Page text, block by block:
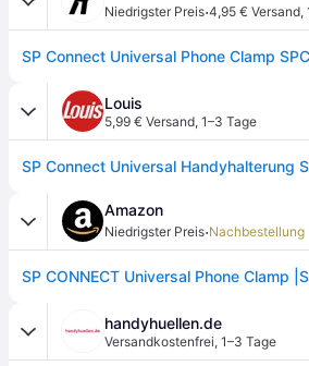
Niedrigster Preis·4,95 € Versand,
Louis
5,99 € Versand, 1–3 Tage
SP Connect Universal Handyhalterung
Amazon
Niedrigster Preis·Nachbestellung
SP CONNECT Universal Phone Clamp
handyhuellen.de
Versandkostenfrei, 1–3 Tage